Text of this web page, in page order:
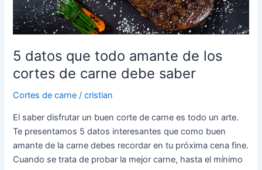
5 datos que todo amante de los
cortes de carne debe saber
Cortes de carne /cristian
El saber disfrutar un buen corte de carne es todo un arte.
Te presentamos 5 datos interesantes que como buen
amante de la carne debes recordar en tu próxima cena fine.
Cuando se trata de probar la mejor carne, hasta el mínimo
de
los
cortes
de
carne
debe
saber